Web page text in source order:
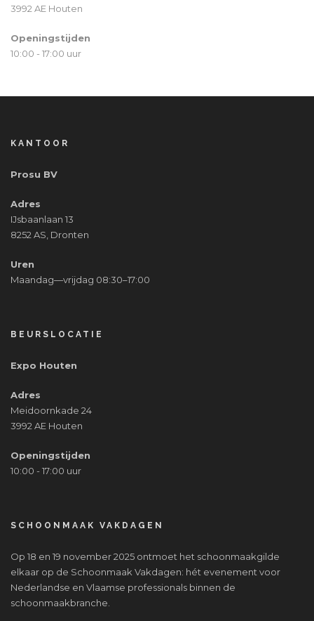
3992 AE Houten
Openingstijden
10:00 - 17:00 uur
KANTOOR
Prosu BV
Adres
IJsbaanlaan 13
8252 AS, Dronten
Uren
Maandag—vrijdag 08:30–17:00
BEURSLOCATIE
Expo Houten
Adres
Meidoornkade 24
3992 AE Houten
Openingstijden
10:00 - 17:00 uur
SCHOONMAAK VAKDAGEN
Op 18 en 19 november 2025 ontmoet het schoonmaakgilde
elkaar op de Schoonmaak Vakdagen: hét evenement voor
Nederlandse en Vlaamse professionals binnen de
schoonmaakbranche.